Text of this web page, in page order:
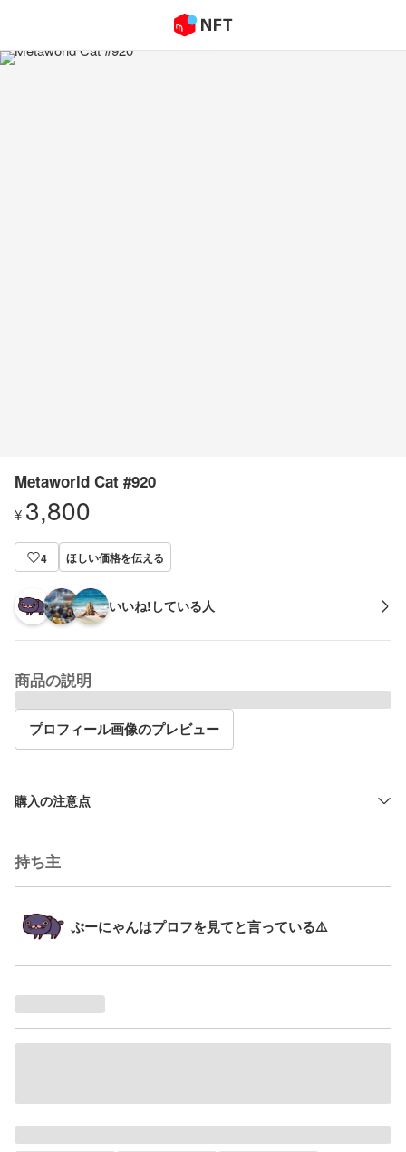
Metaworld Cat #920
¥ 3,800
4 ほしい価格を伝える
いいね!している人
商品の説明
プロフィール画像のプレビュー
購入の注意点
持ち主
ぷーにゃんはプロフを見てと言っている⚠️